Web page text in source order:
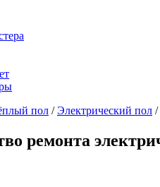
пол /Электрический пол /
ремонта